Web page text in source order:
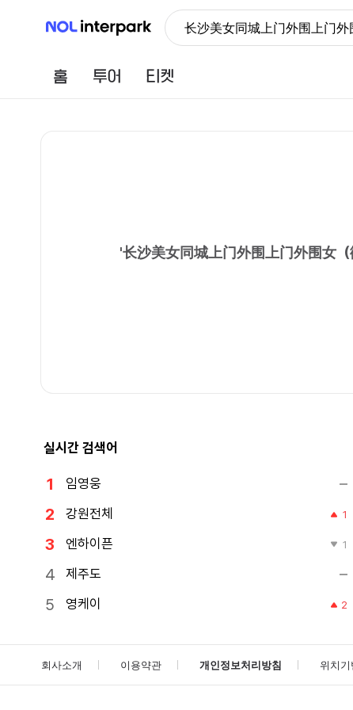
NOL 인터파크 长沙美女同城上门外围上门
홈 투어
'长沙美女同城上门外围上门外围女
실시간 검색어
임영웅
강원전체
1
엔하이픈 1
제주도
영케이
2
회사소개 이용약관 개인정보처리방침 위치